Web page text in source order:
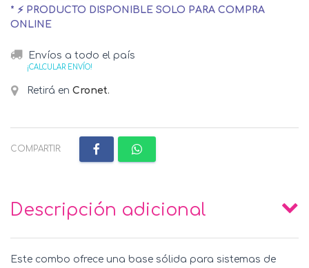
* ⚡ PRODUCTO DISPONIBLE SOLO PARA COMPRA
ONLINE
Envíos a todo el país
¡CALCULAR ENVÍO!
Retirá en Cronet.
COMPARTIR:
Descripción adicional
Este combo ofrece una base sólida para sistemas de